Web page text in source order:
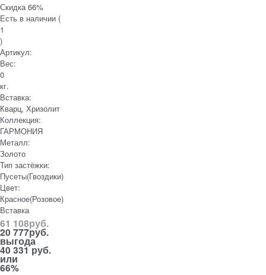
Скидка 66%
Есть в наличии (
1
)
Артикул:
Вес:
0
кг.
Вставка:
Кварц, Хризолит
Коллекция:
ГАРМОНИЯ
Металл:
Золото
Тип застёжки:
Пусеты(Гвоздики)
Цвет:
Красное(Розовое)
Вставка
61 108руб.
20 777руб.
выгода
40 331 руб.
или
66%